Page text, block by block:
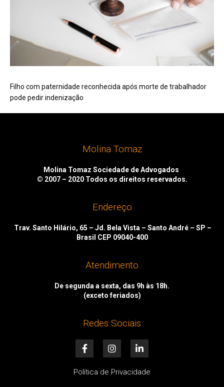
Filho com paternidade reconhecida após morte de trabalhador
pode pedir indenização
Molina Tomaz
Molina Tomaz Sociedade de Advogados
© 2007 – 2020 Todos os direitos reservados.
Endereço
Trav. Santo Hilário, 65 – Jd. Bela Vista – Santo André – SP –
Brasil CEP 09040-400
Atendimento
De segunda a sexta, das 9h às 18h.
(exceto feriados)
Redes Sociais
F
a
e
I
n
t
i
k
Política de Privacidade